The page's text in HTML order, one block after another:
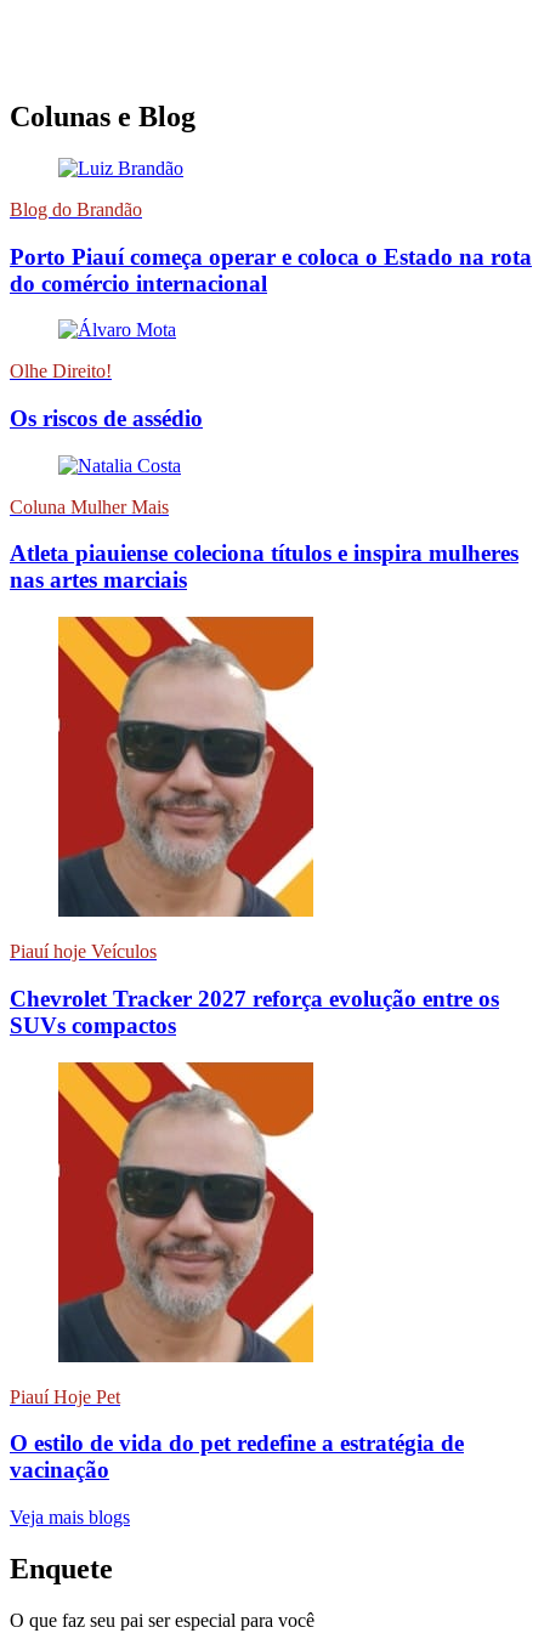
Colunas e Blog
Blog do Brandão
Porto Piauí começa operar e coloca o Estado na rota
do comércio internacional
Olhe Direito!
Os riscos de assédio
Coluna Mulher Mais
Atleta piauiense coleciona títulos e inspira mulheres
nas artes marciais
Piauí hoje Veículos
Chevrolet Tracker 2027 reforça evolução entre os
SUVs compactos
Piauí Hoje Pet
O estilo de vida do pet redefine a estratégia de
vacinação
Veja mais blogs
Enquete
O que faz seu pai ser especial para você